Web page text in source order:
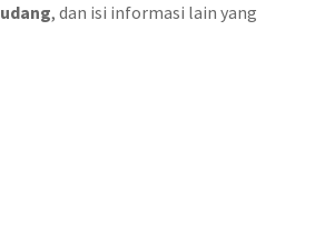
, dan isi informasi lain yang